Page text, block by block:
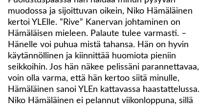
muodossa ja sijoittuvan oikein, Niko Hämäläinen
kertoi YLElle. ”Rive” Kanervan johtaminen on
Hämäläisen mieleen. Palaute tulee varmasti. –
Hänelle voi puhua mistä tahansa. Hän on hyvin
käytännöllinen ja kiinnittää huomiota pieniin
seikkoihin. Jos hän näkee pelissäni parannettavaa,
voin olla varma, että hän kertoo siitä minulle,
Hämäläinen sanoi YLEn kattavassa haastattelussa.
Niko Hämäläinen ei pelannut viikonloppuna, sillä